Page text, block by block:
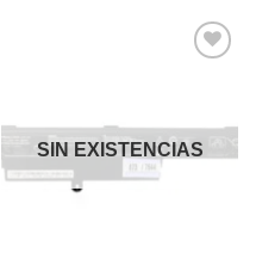
deseos
SIN EXISTENCIAS